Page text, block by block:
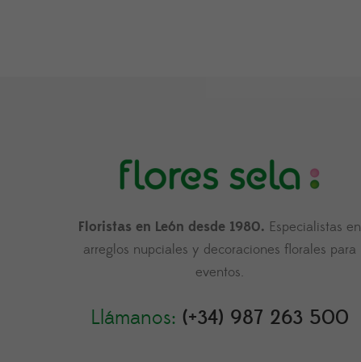
Floristas en León desde 1980. Especialistas en
arreglos nupciales y decoraciones florales para
eventos.
Llámanos: (+34) 987 263 500